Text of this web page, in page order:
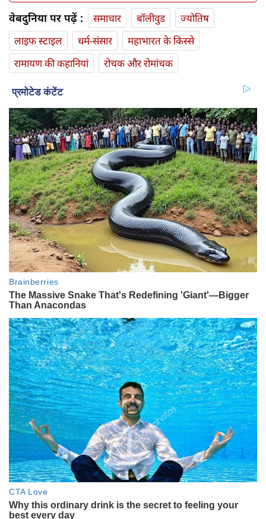
वेबदुनिया पर पढ़ें : समाचार बॉलीवुड
ज्योतिष
लाइफ स्‍टाइल
धर्म-संसार
महाभारत के किस्से
रामायण की कहानियां
रोचक और रोमांचक